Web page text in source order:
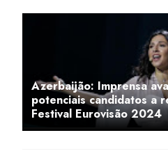
Azerbaijão: Imprensa
potenciais candidatos a
Festival Eurovisão 2024